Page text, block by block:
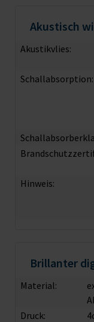
Akustisch
Akustikvlies:
Schallabsorption:
Hinweis:
Brillanter
Material:
Druck: